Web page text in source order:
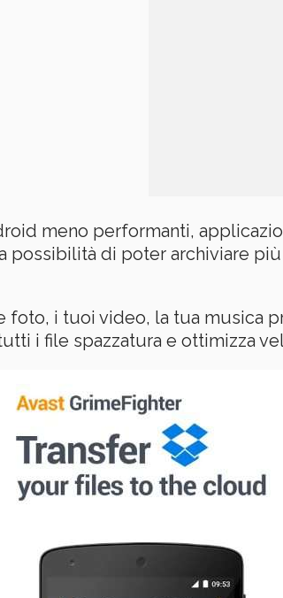
meno performanti,
possibilità di poter archiviare
foto, i tuoi video, la tua musica
i file spazzatura e ottimizza